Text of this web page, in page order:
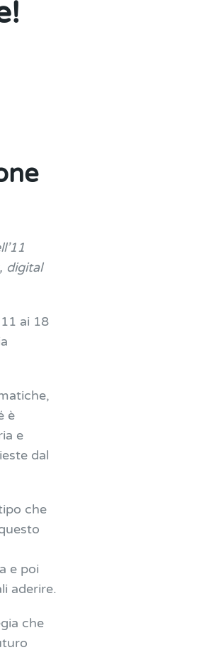
digital
ai 18
è
e
dal
che
e poi
aderire.
che